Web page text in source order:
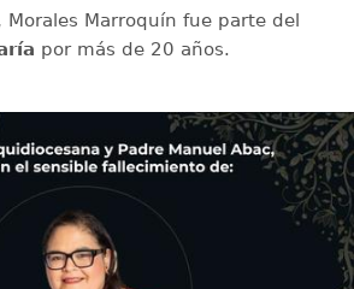
Morales Marroquín fue parte del
por más de 20 años.